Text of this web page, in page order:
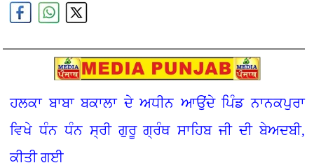
ਹਲਕਾ ਬਾਬਾ ਬਕਾਲਾ ਦੇ ਅਧੀਨ ਆਉਂਦੇ ਪਿੰਡ ਨਾਨਕਪੁਰਾ
ਵਿਖੇ ਧੰਨ ਧੰਨ ਸ੍ਰੀ ਗੁਰੂ ਗ੍ਰੰਥ ਸਾਹਿਬ ਜੀ ਦੀ ਬੇਅਦਬੀ,
ਕੀਤੀ ਗਈ